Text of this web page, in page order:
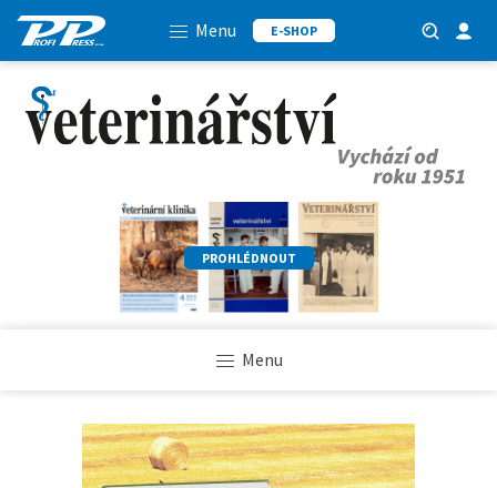
Menu E-SHOP
PROHLÉDNOUT
Menu